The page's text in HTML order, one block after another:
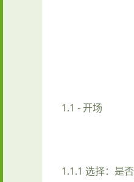
1.1 - 开场
1.1.1 选择：是